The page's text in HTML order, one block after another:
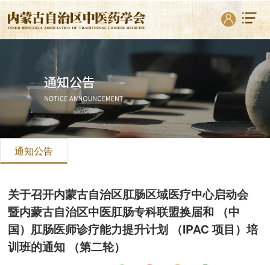
通知公告
关于召开内蒙古自治区肛肠区域医疗中心启动会
暨内蒙古自治区中医肛肠专科联盟换届和 （中
国）肛肠医师诊疗能力提升计划 （IPAC 项目）培
训班的通知 （第二轮）